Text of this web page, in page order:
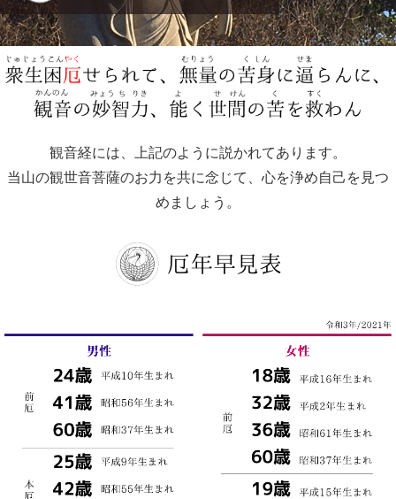
観音経には、上記のように説かれてあります。
当山の観世音菩薩のお力を共に念じて、心を浄め自己を見つ
めましょう。